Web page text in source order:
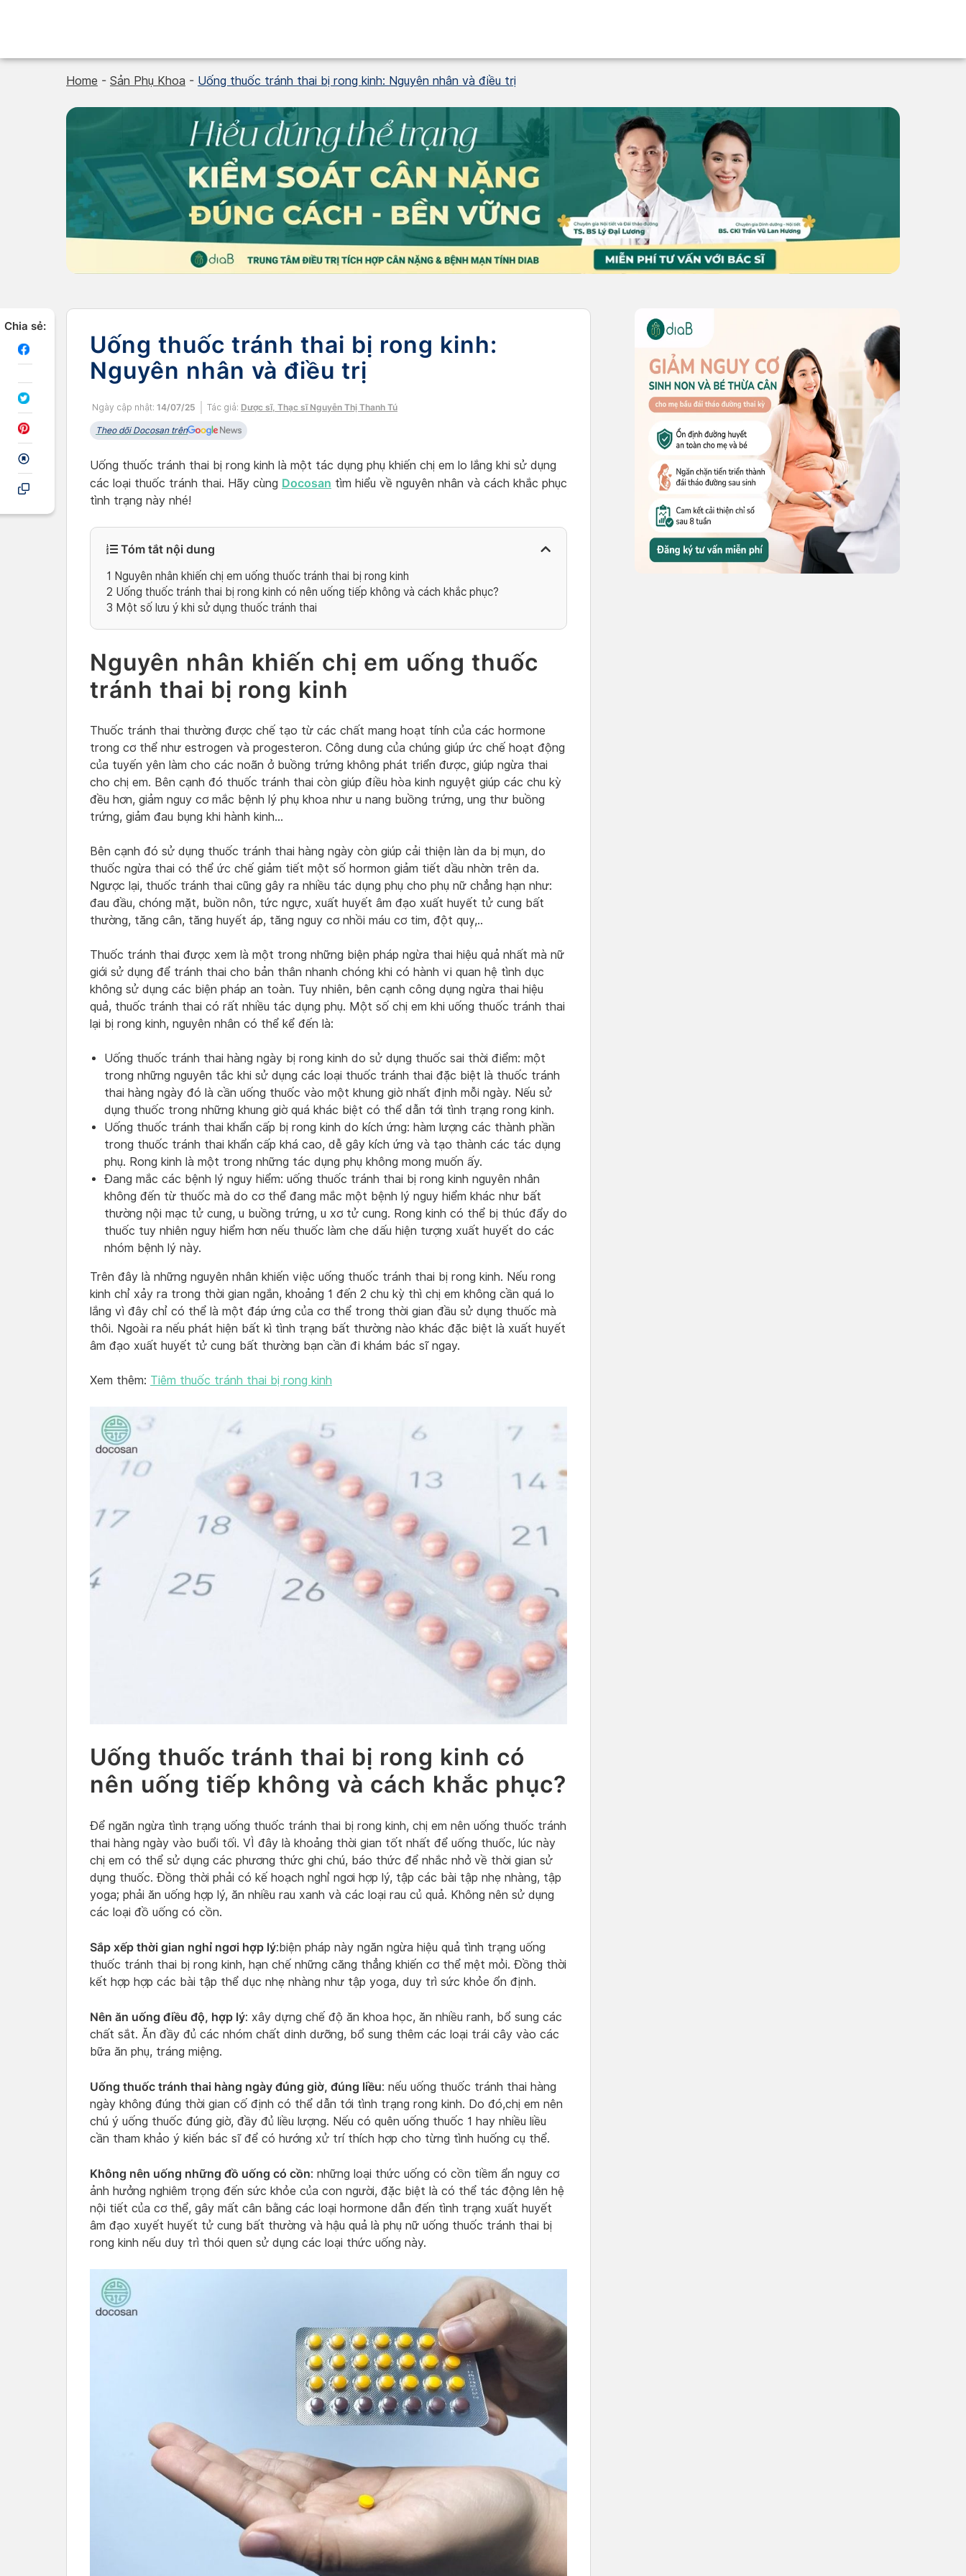
Home - Sản Phụ Khoa - Uống thuốc tránh thai bị rong kinh: Nguyên nhân và điều trị
Chia sẻ:
Uống thuốc tránh thai bị rong kinh:
Nguyên nhân và điều trị
Ngày cập nhật: 14/07/25 Tác giả: Dược sĩ, Thạc sĩ Nguyễn Thị Thanh Tú
Theo dõi Docosan trên
Uống thuốc tránh thai bị rong kinh là một tác dụng phụ khiến chị em lo lắng khi sử dụng
các loại thuốc tránh thai. Hãy cùng Docosan tìm hiểu về nguyên nhân và cách khắc phục
tình trạng này nhé!
Tóm tắt nội dung
1 Nguyên nhân khiến chị em uống thuốc tránh thai bị rong kinh
2 Uống thuốc tránh thai bị rong kinh có nên uống tiếp không và cách khắc phục?
3 Một số lưu ý khi sử dụng thuốc tránh thai
Nguyên nhân khiến chị em uống thuốc
tránh thai bị rong kinh
Thuốc tránh thai thường được chế tạo từ các chất mang hoạt tính của các hormone
trong cơ thể như estrogen và progesteron. Công dung của chúng giúp ức chế hoạt động
của tuyến yên làm cho các noãn ở buồng trứng không phát triển được, giúp ngừa thai
cho chị em. Bên cạnh đó thuốc tránh thai còn giúp điều hòa kinh nguyệt giúp các chu kỳ
đều hơn, giảm nguy cơ mắc bệnh lý phụ khoa như u nang buồng trứng, ung thư buồng
trứng, giảm đau bụng khi hành kinh…
Bên cạnh đó sử dụng thuốc tránh thai hàng ngày còn giúp cải thiện làn da bị mụn, do
thuốc ngừa thai có thể ức chế giảm tiết một số hormon giảm tiết dầu nhờn trên da.
Ngược lại, thuốc tránh thai cũng gây ra nhiều tác dụng phụ cho phụ nữ chẳng hạn như:
đau đầu, chóng mặt, buồn nôn, tức ngực, xuất huyết âm đạo xuất huyết tử cung bất
thường, tăng cân, tăng huyết áp, tăng nguy cơ nhồi máu cơ tim, đột quỵ,..
Thuốc tránh thai được xem là một trong những biện pháp ngừa thai hiệu quả nhất mà nữ
giới sử dụng để tránh thai cho bản thân nhanh chóng khi có hành vi quan hệ tình dục
không sử dụng các biện pháp an toàn. Tuy nhiên, bên cạnh công dụng ngừa thai hiệu
quả, thuốc tránh thai có rất nhiều tác dụng phụ. Một số chị em khi uống thuốc tránh thai
lại bị rong kinh, nguyên nhân có thể kể đến là:
Uống thuốc tránh thai hàng ngày bị rong kinh do sử dụng thuốc sai thời điểm: một
trong những nguyên tắc khi sử dụng các loại thuốc tránh thai đặc biệt là thuốc tránh
thai hàng ngày đó là cần uống thuốc vào một khung giờ nhất định mỗi ngày. Nếu sử
dụng thuốc trong những khung giờ quá khác biệt có thể dẫn tới tình trạng rong kinh.
Uống thuốc tránh thai khẩn cấp bị rong kinh do kích ứng: hàm lượng các thành phần
trong thuốc tránh thai khẩn cấp khá cao, dễ gây kích ứng và tạo thành các tác dụng
phụ. Rong kinh là một trong những tác dụng phụ không mong muốn ấy.
Đang mắc các bệnh lý nguy hiểm: uống thuốc tránh thai bị rong kinh nguyên nhân
không đến từ thuốc mà do cơ thể đang mắc một bệnh lý nguy hiểm khác như bất
thường nội mạc tử cung, u buồng trứng, u xơ tử cung. Rong kinh có thể bị thúc đẩy do
thuốc tuy nhiên nguy hiểm hơn nếu thuốc làm che dấu hiện tượng xuất huyết do các
nhóm bệnh lý này.
Trên đây là những nguyên nhân khiến việc uống thuốc tránh thai bị rong kinh. Nếu rong
kinh chỉ xảy ra trong thời gian ngắn, khoảng 1 đến 2 chu kỳ thì chị em không cần quá lo
lắng vì đây chỉ có thể là một đáp ứng của cơ thể trong thời gian đầu sử dụng thuốc mà
thôi. Ngoài ra nếu phát hiện bất kì tình trạng bất thường nào khác đặc biệt là xuất huyết
âm đạo xuất huyết tử cung bất thường bạn cần đi khám bác sĩ ngay.
Xem thêm: Tiêm thuốc tránh thai bị rong kinh
Uống thuốc tránh thai bị rong kinh có
nên uống tiếp không và cách khắc phục?
Để ngăn ngừa tình trạng uống thuốc tránh thai bị rong kinh, chị em nên uống thuốc tránh
thai hàng ngày vào buổi tối. VÌ đây là khoảng thời gian tốt nhất để uống thuốc, lúc này
chị em có thể sử dụng các phương thức ghi chú, báo thức để nhắc nhở về thời gian sử
dụng thuốc. Đồng thời phải có kế hoạch nghỉ ngơi hợp lý, tập các bài tập nhẹ nhàng, tập
yoga; phải ăn uống hợp lý, ăn nhiều rau xanh và các loại rau củ quả. Không nên sử dụng
các loại đồ uống có cồn.
Sắp xếp thời gian nghỉ ngơi hợp lý:biện pháp này ngăn ngừa hiệu quả tình trạng uống
thuốc tránh thai bị rong kinh, hạn chế những căng thẳng khiến cơ thể mệt mỏi. Đồng thời
kết hợp hợp các bài tập thể dục nhẹ nhàng như tập yoga, duy trì sức khỏe ổn định.
Nên ăn uống điều độ, hợp lý: xây dựng chế độ ăn khoa học, ăn nhiều ranh, bổ sung các
chất sắt. Ăn đầy đủ các nhóm chất dinh dưỡng, bổ sung thêm các loại trái cây vào các
bữa ăn phụ, tráng miệng.
Uống thuốc tránh thai hàng ngày đúng giờ, đúng liều: nếu uống thuốc tránh thai hàng
ngày không đúng thời gian cố định có thể dẫn tới tình trạng rong kinh. Do đó,chị em nên
chú ý uống thuốc đúng giờ, đầy đủ liều lượng. Nếu có quên uống thuốc 1 hay nhiều liều
cần tham khảo ý kiến bác sĩ để có hướng xử trí thích hợp cho từng tình huống cụ thể.
Không nên uống những đồ uống có cồn: những loại thức uống có cồn tiềm ẩn nguy cơ
ảnh hưởng nghiêm trọng đến sức khỏe của con người, đặc biệt là có thể tác động lên hệ
nội tiết của cơ thể, gây mất cân bằng các loại hormone dẫn đến tình trạng xuất huyết
âm đạo xuyết huyết tử cung bất thường và hậu quả là phụ nữ uống thuốc tránh thai bị
rong kinh nếu duy trì thói quen sử dụng các loại thức uống này.